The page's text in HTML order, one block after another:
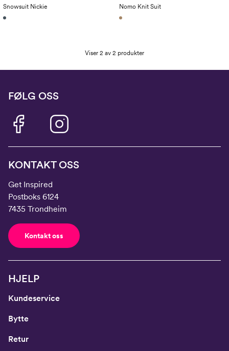
Snowsuit Nickie
Nomo Knit Suit
Viser 2 av 2 produkter
FØLG OSS
KONTAKT OSS
Get Inspired
Postboks 6124
7435 Trondheim
Kontakt oss
HJELP
Kundeservice
Bytte
Retur